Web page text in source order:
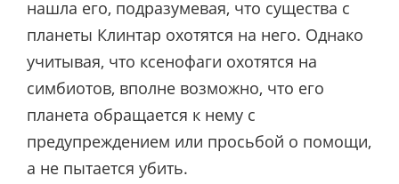
нашла его, подразумевая, что существа с
планеты Клинтар охотятся на него. Однако
учитывая, что ксенофаги охотятся на
симбиотов, вполне возможно, что его
планета обращается к нему с
предупреждением или просьбой о помощи,
а не пытается убить.